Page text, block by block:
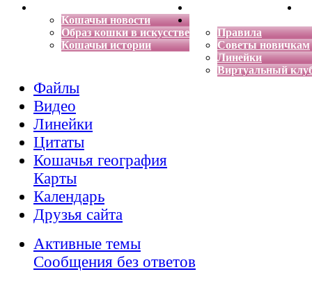
Кошачьи новости
Образ кошки в искусстве
Кошачьи истории
Энциклопедия кошек
Правила
Советы новичкам
Линейки
Виртуальный
Файлы
Видео
Линейки
Цитаты
Кошачья география
Карты
Календарь
Друзья сайта
Активные темы
Сообщения без ответов